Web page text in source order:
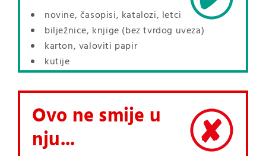
novine, časopisi, katalozi, letci
bilježnice, knjige (bez tvrdog uveza)
karton, valoviti papir
kutije
Ovo ne smije u
nju...